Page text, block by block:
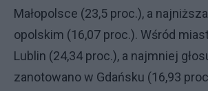
Małopolsce (23,5 proc.), a
opolskim (16,07 proc.). Wśród
Lublin (24,34 proc.), a najmniej
zanotowano w Gdańsku (16,93